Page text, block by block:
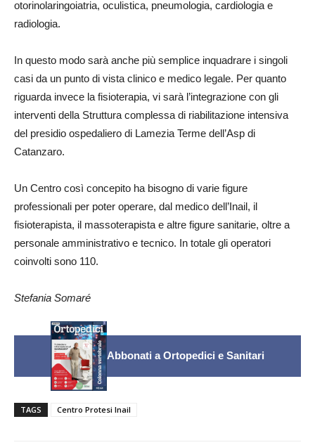
otorinolaringoiatria, oculistica, pneumologia, cardiologia e
radiologia.
In questo modo sarà anche più semplice inquadrare i singoli
casi da un punto di vista clinico e medico legale. Per quanto
riguarda invece la fisioterapia, vi sarà l’integrazione con gli
interventi della Struttura complessa di riabilitazione intensiva
del presidio ospedaliero di Lamezia Terme dell’Asp di
Catanzaro.
Un Centro così concepito ha bisogno di varie figure
professionali per poter operare, dal medico dell’Inail, il
fisioterapista, il massoterapista e altre figure sanitarie, oltre a
personale amministrativo e tecnico. In totale gli operatori
coinvolti sono 110.
Stefania Somaré
Abbonati a Ortopedici e Sanitari
TAGS Centro Protesi Inail